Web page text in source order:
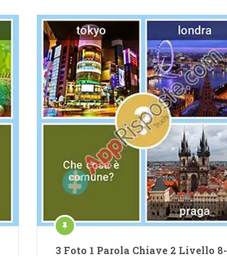
3 Foto 1 Parola Chiave 2 Livello 8-